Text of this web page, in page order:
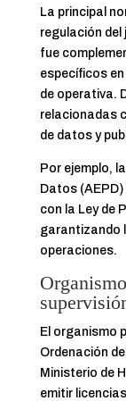
La principal
regulación del
fue
específicos
de operativa.
relacionadas
de datos y
Por ejemplo,
Datos
con la Ley de
garantizando
operaciones.
El organismo
Ordenación
Ministerio de
emitir